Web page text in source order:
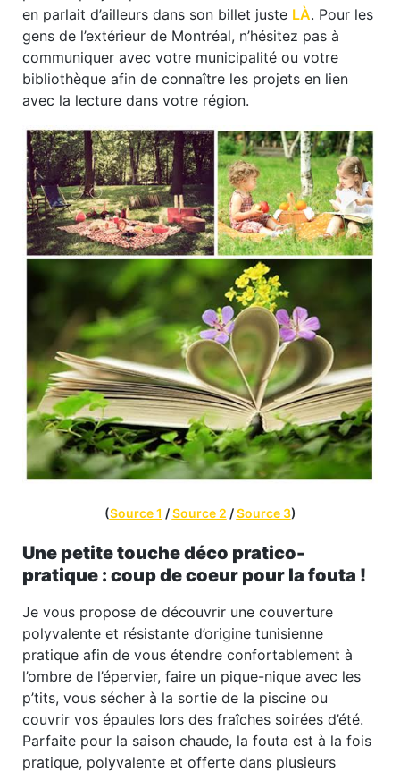
en parlait d’ailleurs dans son billet juste LÀ. Pour les
gens de l’extérieur de Montréal, n’hésitez pas à
communiquer avec votre municipalité ou votre
bibliothèque afin de connaître les projets en lien
avec la lecture dans votre région.
(Source 1 /Source 2 /Source 3)
Une petite touche déco pratico-
pratique : coup de coeur pour la fouta !
Je vous propose de découvrir une couverture
polyvalente et résistante d’origine tunisienne
pratique afin de vous étendre confortablement à
l’ombre de l’épervier, faire un pique-nique avec les
p’tits, vous sécher à la sortie de la piscine ou
couvrir vos épaules lors des fraîches soirées d’été.
Parfaite pour la saison chaude, la fouta est à la fois
pratique, polyvalente et offerte dans plusieurs